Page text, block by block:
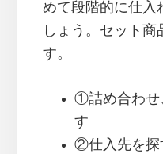
めて段階的に仕入
しょう。セット商
す。
①詰め合わせ
す
②仕入先を探